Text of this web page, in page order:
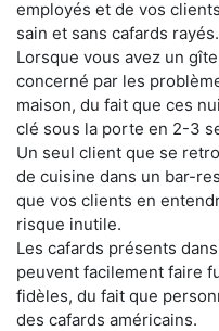
employés et de vos
sain et sans cafards rayés.
Lorsque vous avez un
concerné par les
maison, du fait que ces
clé sous la porte en 2-3
Un seul client que se
de cuisine dans un bar-
que vos clients en
risque inutile.
Les cafards présents
peuvent facilement faire
fidèles, du fait que
des cafards américains.